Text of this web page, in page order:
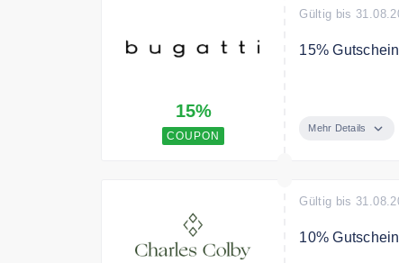
15%
COUPON
Gültig bis
15%
Mehr Details
Gültig bis
10%